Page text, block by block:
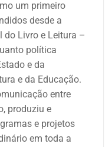
um primeiro
desde a
do Livro e Leitura –
política
e da
e da Educação.
entre
produziu e
e projetos
em toda a